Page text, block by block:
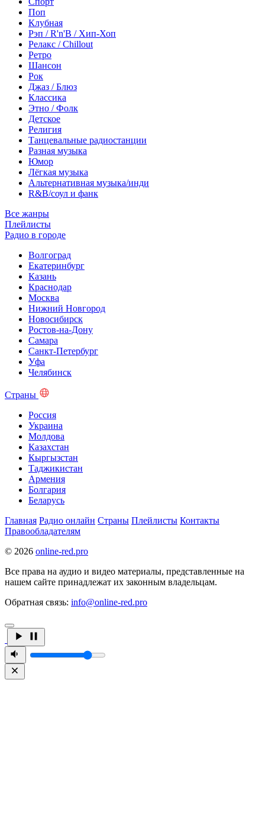
Поп
Клубная
Рэп / R'n'B / Хип-Хоп
Релакс / Chillout
Ретро
Шансон
Рок
Джаз / Блюз
Классика
Этно / Фолк
Детское
Религия
Танцевальные радиостанции
Разная музыка
Юмор
Лёгкая музыка
Альтернативная музыка/инди
R&B/cоул и фанк
Все жанры
Плейлисты
Радио в городе
Волгоград
Екатеринбург
Казань
Краснодар
Москва
Нижний Новгород
Новосибирск
Ростов-на-Дону
Самара
Санкт-Петербург
Уфа
Челябинск
Страны
Россия
Украина
Молдова
Казахстан
Кыргызстан
Таджикистан
Армения
Болгария
Беларусь
Главная Радио онлайн Страны Плейлисты Контакты
Правообладателям
© 2026 online-red.pro
Все права на аудио и видео материалы, представленные на
нашем сайте принадлежат их законным владельцам.
Обратная связь: info@online-red.pro